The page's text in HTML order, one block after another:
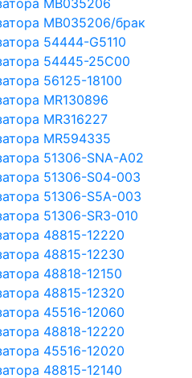
MB035206
MB035206/брак
54444-G5110
54445-25C00
56125-18100
MR130896
MR316227
MR594335
51306-SNA-A02
51306-S04-003
51306-S5A-003
51306-SR3-010
48815-12220
48815-12230
48818-12150
48815-12320
45516-12060
48818-12220
45516-12020
48815-12140